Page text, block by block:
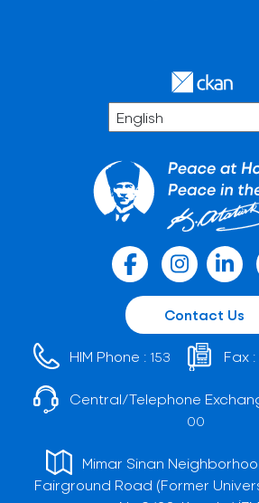
Contact Us
HIM Phone : 153 Fax :
Central/Telephone
00
Mimar Sinan
Fairground Road (Former